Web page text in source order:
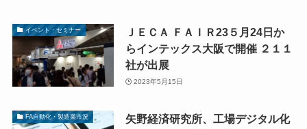
イベント・セミナー
ＪＥＣＡ ＦＡＩＲ23５月24日か
らインテックス大阪で開催 ２１１
社が出展
2023年5月15日
FA自動化・製造業市況
矢野経済研究所、工場デジタル化